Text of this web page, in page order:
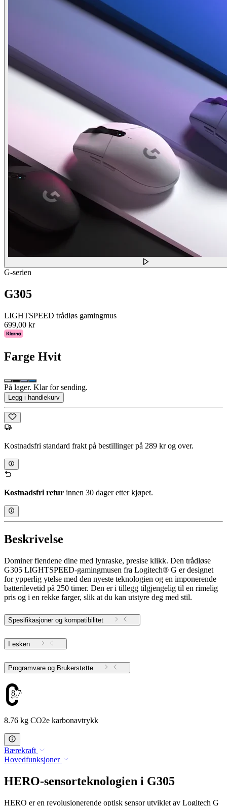
G-serien
G305
LIGHTSPEED trådløs gamingmus
699,00 kr
Farge Hvit
På lager. Klar for sending.
Legg i handlekurv
Kostnadsfri standard frakt på bestillinger på 289 kr og over.
Kostnadsfri retur innen 30 dager etter kjøpet.
Beskrivelse
Dominer fiendene dine med lynraske, presise klikk. Den trådløse
G305 LIGHTSPEED-gamingmusen fra Logitech® G er designet
for ypperlig ytelse med den nyeste teknologien og en imponerende
batterilevetid på 250 timer. Den er i tillegg tilgjengelig til en rimelig
pris og i en rekke farger, slik at du kan utstyre deg med stil.
Spesifikasjoner og kompatibilitet
I esken
Programvare og Brukerstøtte
8.76
8.76 kg CO2e karbonavtrykk
Bærekraft
Hovedfunksjoner
HERO-sensorteknologien i G305
HERO er en revolusjonerende optisk sensor utviklet av Logitech G